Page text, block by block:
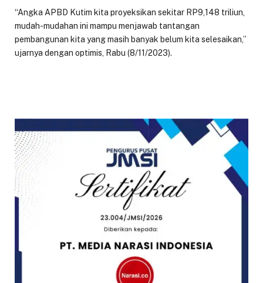
“Angka APBD Kutim kita proyeksikan sekitar RP9,148 triliun,
mudah-mudahan ini mampu menjawab tantangan
pembangunan kita yang masih banyak belum kita selesaikan,”
ujarnya dengan optimis, Rabu (8/11/2023).